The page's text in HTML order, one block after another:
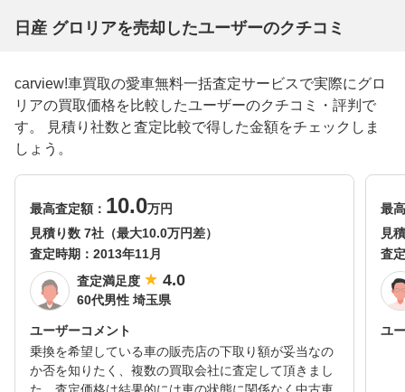
日産 グロリアを売却したユーザーのクチコミ
carview!車買取の愛車無料一括査定サービスで実際にグロ
リアの買取価格を比較したユーザーのクチコミ・評判で
す。 見積り社数と査定比較で得した金額をチェックしま
しょう。
最高査定額： 10.0万円
見積り数 7社（最大10.0万円差）
査定時期： 2013年11月
査定満足度
4.0
60代男性 埼玉県
ユーザーコメント
乗換を希望している車の販売店の下取り額が妥当なの
か否を知りたく、複数の買取会社に査定して頂きまし
最
見
査
ユ